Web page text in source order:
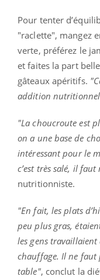
Pour tenter
"raclette", mangez
verte, préférez le
et faites la part
gâteaux apéritifs.
addition
"La choucroute est
on a une base de
intéressant pour le
c’est très salé, il
nutritionniste.
"En fait, les plats
peu plus gras,
les gens travaillaient
chauffage. Il ne faut
table", conclut la